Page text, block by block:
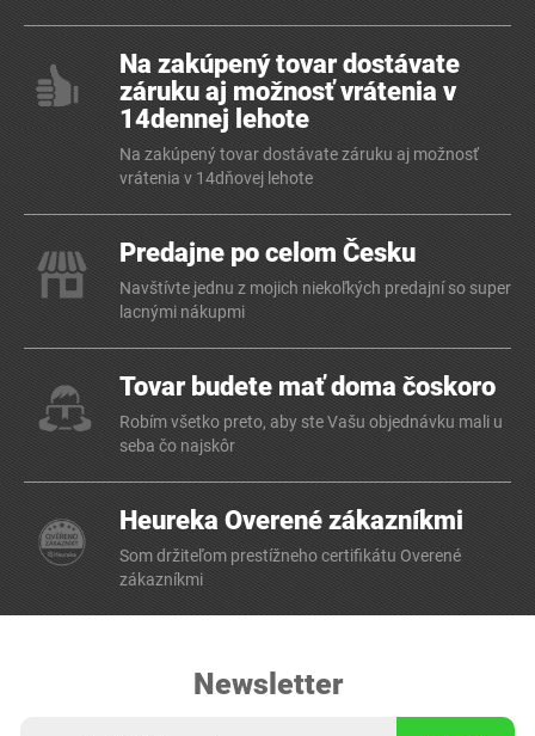
Na zakúpený tovar dostávate
záruku aj možnosť vrátenia v
14dennej lehote
Na zakúpený tovar dostávate záruku aj možnosť
vrátenia v 14dňovej lehote
Predajne po celom Česku
Navštívte jednu z mojich niekoľkých predajní so super
lacnými nákupmi
Tovar budete mať doma čoskoro
Robím všetko preto, aby ste Vašu objednávku mali u
seba čo najskôr
Heureka Overené zákazníkmi
Som držiteľom prestížneho certifikátu Overené
zákazníkmi
Newsletter